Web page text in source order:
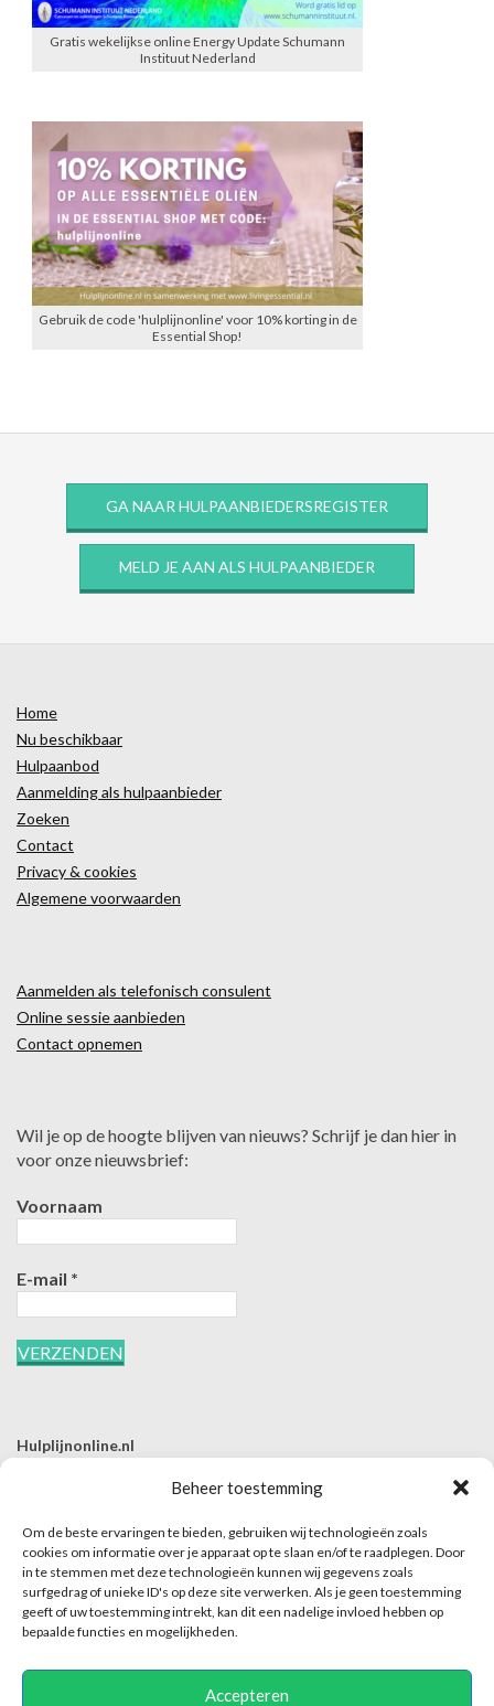
Beheer toestemming
Om de beste ervaringen te bieden, gebruiken wij technologieën zoals
cookies om informatie over je apparaat op te slaan en/of te raadplegen. Door
in te stemmen met deze technologieën kunnen wij gegevens zoals
surfgedrag of unieke ID's op deze site verwerken. Als je geen toestemming
geeft of uw toestemming intrekt, kan dit een nadelige invloed hebben op
bepaalde functies en mogelijkheden.
Accepteren
Gratis wekelijkse online Energy Update Schumann
Instituut Nederland
Gebruik de code 'hulplijnonline' voor 10% korting in de
Essential Shop!
GA NAAR HULPAANBIEDERSREGISTER
MELD JE AAN ALS HULPAANBIEDER
Home
Nu beschikbaar
Hulpaanbod
Aanmelding als hulpaanbieder
Zoeken
Contact
Privacy & cookies
Algemene voorwaarden
Aanmelden als telefonisch consulent
Online sessie aanbieden
Contact opnemen
Wil je op de hoogte blijven van nieuws? Schrijf je dan hier in
voor onze nieuwsbrief:
Voornaam
E-mail *
Hulplijnonline.nl
E | info@hulplijnonline.nl
Contactformulier
Over Hulplijnonline.nl
Het team van Hulplijnonline.nl